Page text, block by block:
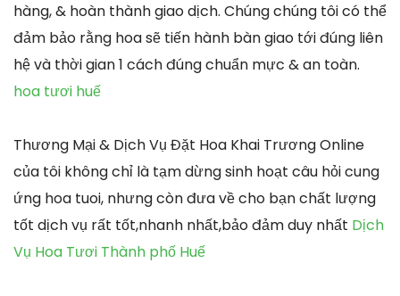
hàng, & hoàn thành giao dịch. Chúng chúng tôi có thể
đảm bảo rằng hoa sẽ tiến hành bàn giao tới đúng liên
hệ và thời gian 1 cách đúng chuẩn mực & an toàn.
hoa tươi huế
Thương Mại & Dịch Vụ Đặt Hoa Khai Trương Online
của tôi không chỉ là tạm dừng sinh hoạt câu hỏi cung
ứng hoa tuoi, nhưng còn đưa về cho bạn chất lượng
tốt dịch vụ rất tốt,nhanh nhất,bảo đảm duy nhất Dịch
Vụ Hoa Tươi Thành phố Huế